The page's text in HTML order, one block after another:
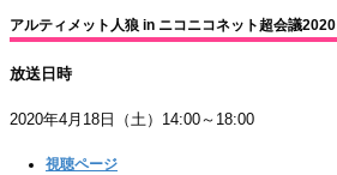
アルティメット人狼 in ニコニコネット超会議2020
放送日時
2020年4月18日（土）14:00～18:00
視聴ページ